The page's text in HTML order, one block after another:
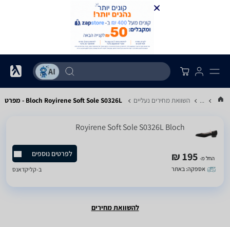
... השוואת מחירים נעליים Bloch Royirene Soft Sole S0326L - מפרט
Royirene Soft Sole S0326L Bloch
החל מ- 195 ₪
אספקה: באתר
לפרטים נוספים
ב-קליקדאנס
להשוואת מחירים